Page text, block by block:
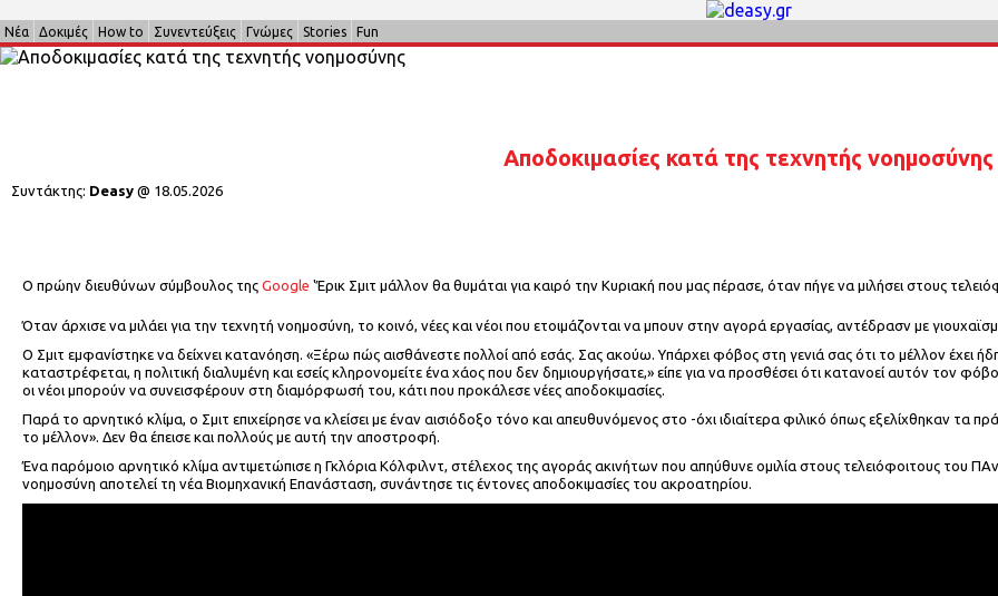
Νέα Δοκιμές How to Συνεντεύξεις Γνώμες Stories Fun
Αποδοκιμασίες κατά της τεχνητής νοημοσύνης
Συντάκτης: Deasy @ 18.05.2026
Ο πρώην διευθύνων σύμβουλος της Google 'Έρικ Σμιτ μάλλον θα θυμάται για καιρό την Κυριακή που μας πέρασε, όταν πήγε να μιλήσει στους
Όταν άρχισε να μιλάει για την τεχνητή νοημοσύνη, το κοινό, νέες και νέοι που ετοιμάζονται να μπουν στην αγορά εργασίας, αντέδρασν με
Ο Σμιτ εμφανίστηκε να δείχνει κατανόηση. «Ξέρω πώς αισθάνεστε πολλοί από εσάς. Σας ακούω. Υπάρχει φόβος στη γενιά σας ότι το μέλλον έχει ήδη
καταστρέφεται, η πολιτική διαλυμένη και εσείς κληρονομείτε ένα χάος που δεν δημιουργήσατε,» είπε για να προσθέσει ότι κατανοεί αυτόν τον
οι νέοι μπορούν να συνεισφέρουν στη διαμόρφωσή του, κάτι που προκάλεσε νέες αποδοκιμασίες.
Παρά το αρνητικό κλίμα, ο Σμιτ επιχείρησε να κλείσει με έναν αισιόδοξο τόνο και απευθυνόμενος στο -όχι ιδιαίτερα φιλικό όπως εξελίχθηκαν τα
το μέλλον». Δεν θα έπεισε και πολλούς με αυτή την αποστροφή.
Ένα παρόμοιο αρνητικό κλίμα αντιμετώπισε η Γκλόρια Κόλφιλντ, στέλεχος της αγοράς ακινήτων που απηύθυνε ομιλία στους τελειόφοιτους του
νοημοσύνη αποτελεί τη νέα Βιομηχανική Επανάσταση, συνάντησε τις έντονες αποδοκιμασίες του ακροατηρίου.